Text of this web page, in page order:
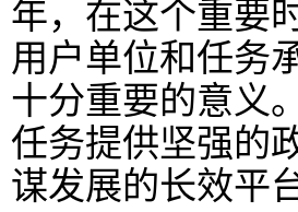
年，在这个重要
用户单位和任务
十分重要的意义
任务提供坚强的
谋发展的长效平台